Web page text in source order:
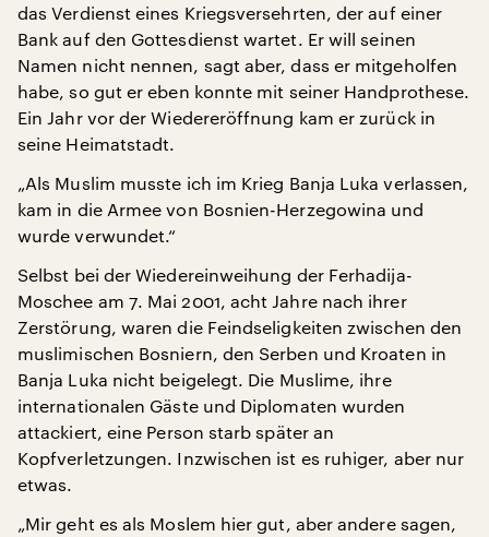
das Verdienst eines Kriegsversehrten, der auf einer
Bank auf den Gottesdienst wartet. Er will seinen
Namen nicht nennen, sagt aber, dass er mitgeholfen
habe, so gut er eben konnte mit seiner Handprothese.
Ein Jahr vor der Wiedereröffnung kam er zurück in
seine Heimatstadt.
„Als Muslim musste ich im Krieg Banja Luka verlassen,
kam in die Armee von Bosnien-Herzegowina und
wurde verwundet.“
Selbst bei der Wiedereinweihung der Ferhadija-
Moschee am 7. Mai 2001, acht Jahre nach ihrer
Zerstörung, waren die Feindseligkeiten zwischen den
muslimischen Bosniern, den Serben und Kroaten in
Banja Luka nicht beigelegt. Die Muslime, ihre
internationalen Gäste und Diplomaten wurden
attackiert, eine Person starb später an
Kopfverletzungen. Inzwischen ist es ruhiger, aber nur
etwas.
„Mir geht es als Moslem hier gut, aber andere sagen,